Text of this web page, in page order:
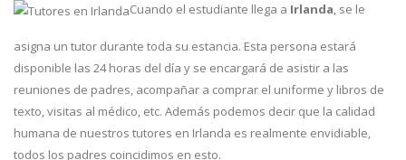
Cuando el estudiante llega a Irlanda, se le
asigna un tutor durante toda su estancia. Esta persona estará
disponible las 24 horas del día y se encargará de asistir a las
reuniones de padres, acompañar a comprar el uniforme y libros de
texto, visitas al médico, etc. Además podemos decir que la calidad
humana de nuestros tutores en Irlanda es realmente envidiable,
todos los padres coincidimos en esto.